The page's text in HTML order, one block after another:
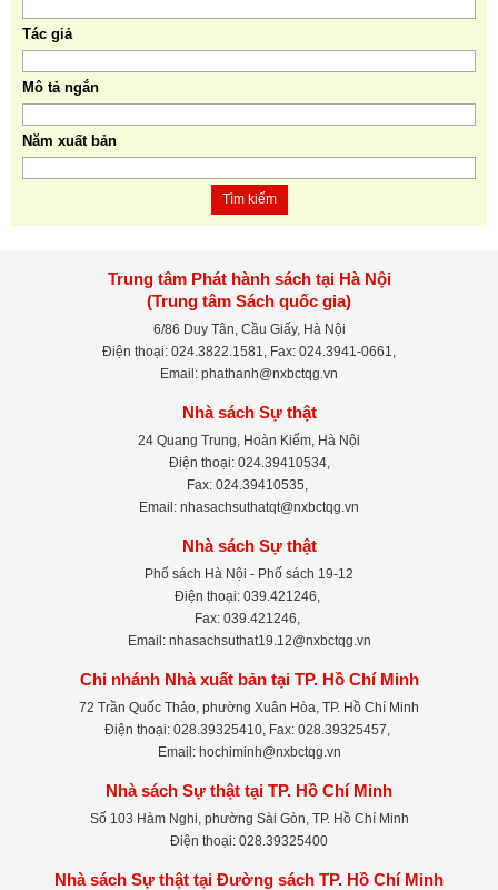
Tác giả
Mô tả ngắn
Năm xuất bản
Tìm kiếm
Trung tâm Phát hành sách tại Hà Nội
(Trung tâm Sách quốc gia)
6/86 Duy Tân, Cầu Giấy, Hà Nội
Điện thoại: 024.3822.1581, Fax: 024.3941-0661,
Email: phathanh@nxbctqg.vn
Nhà sách Sự thật
24 Quang Trung, Hoàn Kiếm, Hà Nội
Điện thoại: 024.39410534,
Fax: 024.39410535,
Email: nhasachsuthatqt@nxbctqg.vn
Nhà sách Sự thật
Phố sách Hà Nội - Phố sách 19-12
Điện thoại: 039.421246,
Fax: 039.421246,
Email: nhasachsuthat19.12@nxbctqg.vn
Chi nhánh Nhà xuất bản tại TP. Hồ Chí Minh
72 Trần Quốc Thảo, phường Xuân Hòa, TP. Hồ Chí Minh
Điện thoại: 028.39325410, Fax: 028.39325457,
Email: hochiminh@nxbctqg.vn
Nhà sách Sự thật tại TP. Hồ Chí Minh
Số 103 Hàm Nghi, phường Sài Gòn, TP. Hồ Chí Minh
Điện thoại: 028.39325400
Nhà sách Sự thật tại Đường sách TP. Hồ Chí Minh